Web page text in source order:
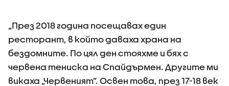
„През 2018 година посещавах един
ресторант, в който даваха храна на
бездомните. По цял ден стояхме и бях с
червена тениска на Спайдърмен. Другите ми
викаха „Червеният”. Освен това, през 17-18 век